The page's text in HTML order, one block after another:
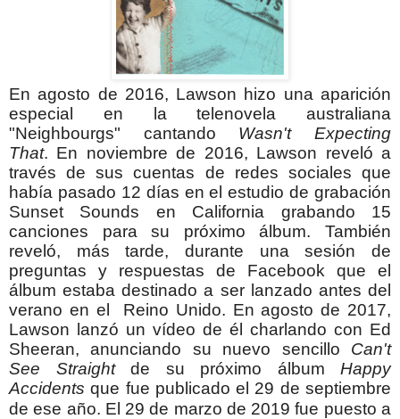
En agosto de 2016, Lawson hizo una aparición
especial en la telenovela australiana
"Neighbourgs" cantando Wasn't Expecting
That. En noviembre de 2016, Lawson reveló a
través de sus cuentas de redes sociales que
había pasado 12 días en el estudio de grabación
Sunset Sounds en California grabando 15
canciones para su próximo álbum. También
reveló, más tarde, durante una sesión de
preguntas y respuestas de Facebook que el
álbum estaba destinado a ser lanzado antes del
verano en el Reino Unido. En agosto de 2017,
Lawson lanzó un vídeo de él charlando con Ed
Sheeran, anunciando su nuevo sencillo Can't
See Straightde su próximo álbum Happy
Accidentsque fue publicado el 29 de septiembre
de ese año. El 29 de marzo de 2019 fue puesto a